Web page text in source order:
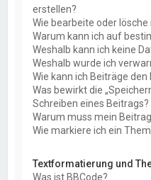
erstellen?
Wie bearbeite oder
Warum kann ich auf
Weshalb kann ich keine
Weshalb wurde ich
Wie kann ich Beiträge
Was bewirkt die
Schreiben eines Beitrags?
Warum muss mein
Wie markiere ich ein
Textformatierung und
Was ist BBCode?